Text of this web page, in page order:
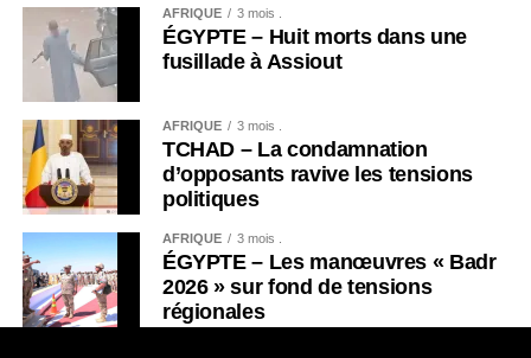
AFRIQUE 3 mois .
ÉGYPTE – Huit morts dans une
fusillade à Assiout
AFRIQUE 3 mois .
TCHAD – La condamnation
d’opposants ravive les tensions
politiques
AFRIQUE 3 mois .
ÉGYPTE – Les manœuvres « Badr
2026 » sur fond de tensions
régionales